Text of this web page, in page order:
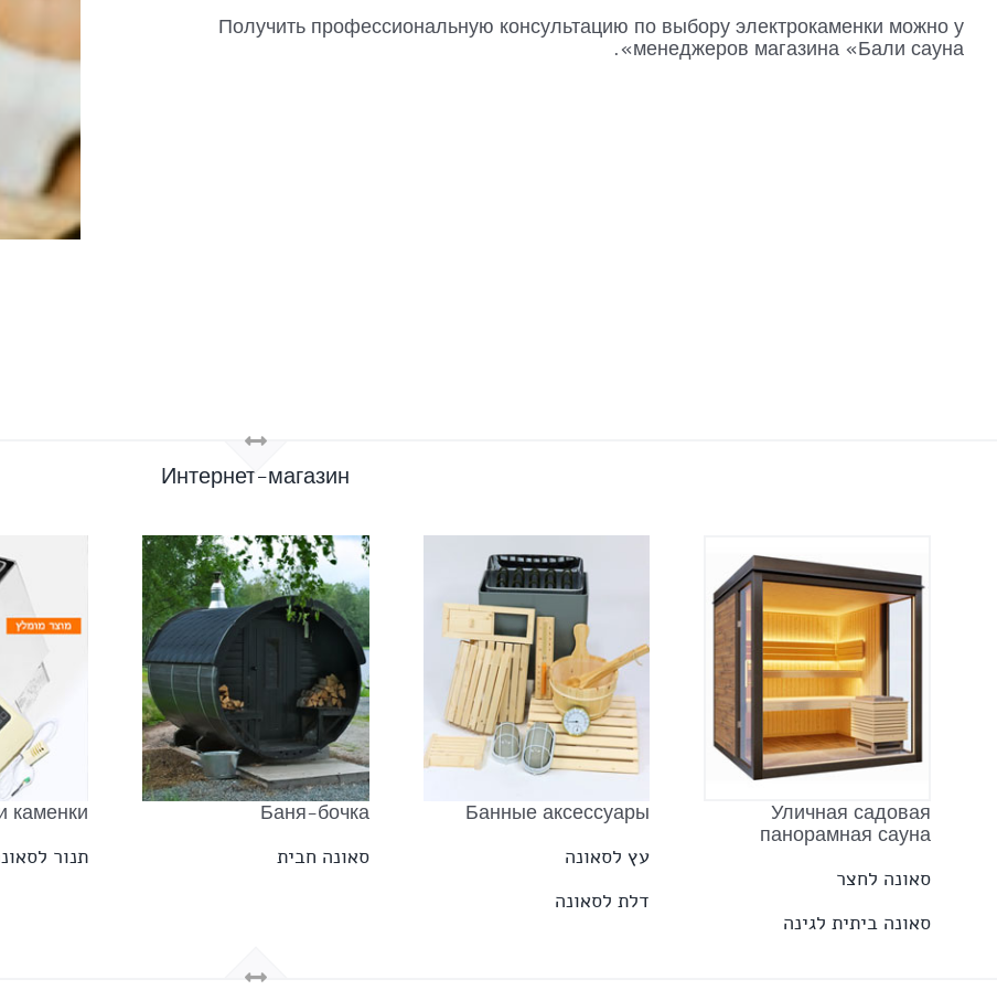
Получить профессиональную консультацию по выбору электрокаменки можно у
менеджеров магазина «Бали сауна».
Интернет-магазин
Уличная садовая
панорамная сауна
סאונה לחצר
סאונה ביתית לגינה
Банные аксессуары
עץ לסאונה
דלת לסאונה
Баня-бочка
סאונה חבית
каменки
תנור